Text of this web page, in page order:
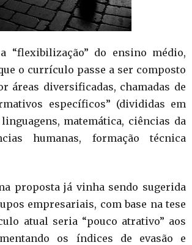
“flexibilização” do ensino médio,
o currículo passe a ser composto
áreas diversificadas, chamadas de
específicos” (divididas em
matemática, ciências da
humanas, formação técnica
proposta já vinha sendo sugerida
empresariais, com base na tese
atual seria “pouco atrativo” aos
os índices de evasão e